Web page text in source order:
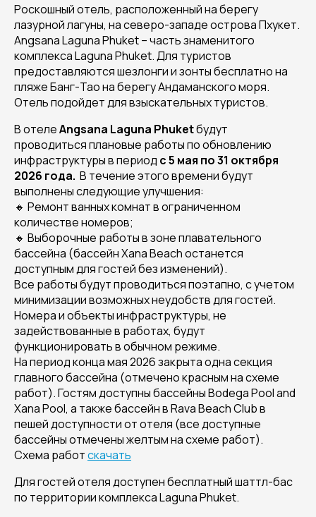
Роскошный отель, расположенный на берегу
лазурной лагуны, на северо-западе острова Пхукет.
Angsana Laguna Phuket– часть знаменитого
комплекса Laguna Phuket. Для туристов
предоставляются шезлонги и зонты бесплатно на
пляже Банг-Тао на берегу Андаманского моря.
Отель подойдет для взыскательных туристов.
В отелеAngsana Laguna Phuketбудут
проводиться плановые работы по обновлению
инфраструктуры в период с 5 мая по 31 октября
2026 года. В течение этого времени будут
выполнены следующие улучшения:
🔸 Ремонт ванных комнат в ограниченном
количестве номеров;
🔸 Выборочные работы в зоне плавательного
бассейна (бассейн Xana Beach останется
доступным для гостей без изменений).
Все работы будут проводиться поэтапно, с учетом
минимизации возможных неудобств для гостей.
Номера и объекты инфраструктуры, не
задействованные в работах, будут
функционировать в обычном режиме.
На период конца мая 2026 закрыта одна секция
главного бассейна (отмечено красным на схеме
работ). Гостям доступны бассейны Bodega Pool and
Xana Pool, а также бассейн в Rava Beach Club в
пешей доступности от отеля (все доступные
бассейны отмечены желтым на схеме работ).
Схема работскачать
Для гостей отеля доступен бесплатный шаттл-бас
по территории комплекса Laguna Phuket.